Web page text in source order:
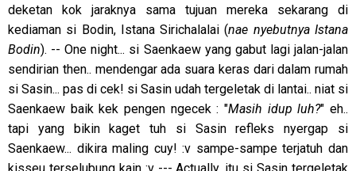
deketan kok jaraknya sama tujuan mereka sekarang di
kediaman si Bodin, Istana Sirichalalai (nae nyebutnya Istana
Bodin). -- One night... si Saenkaew yang gabut lagi jalan-jalan
sendirian then.. mendengar ada suara keras dari dalam rumah
si Sasin... pas di cek! si Sasin udah tergeletak di lantai.. niat si
Saenkaew baik kek pengen ngecek : "Masih idup luh?" eh..
tapi yang bikin kaget tuh si Sasin refleks nyergap si
Saenkaew... dikira maling cuy! :v sampe-sampe terjatuh dan